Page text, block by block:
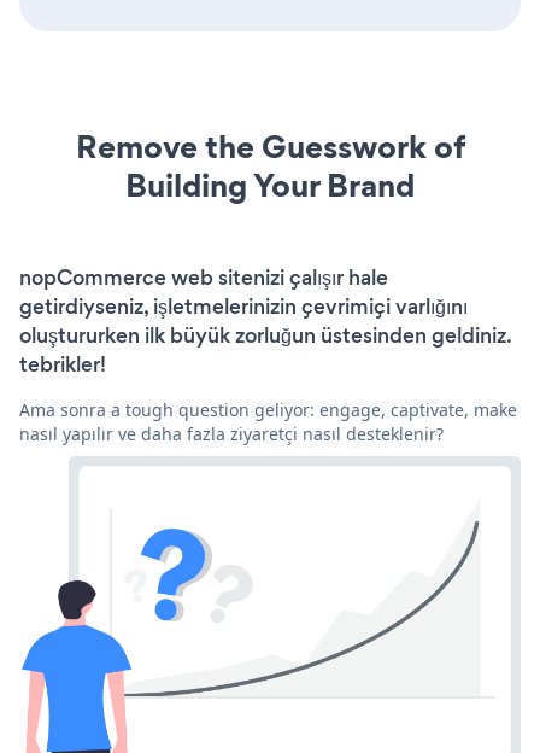
Remove the Guesswork of
Building Your Brand
nopCommerce web sitenizi çalışır hale
getirdiyseniz, işletmelerinizin çevrimiçi varlığını
oluştururken ilk büyük zorluğun üstesinden geldiniz.
tebrikler!
Ama sonra a tough question geliyor: engage, captivate, make
nasıl yapılır ve daha fazla ziyaretçi nasıl desteklenir?